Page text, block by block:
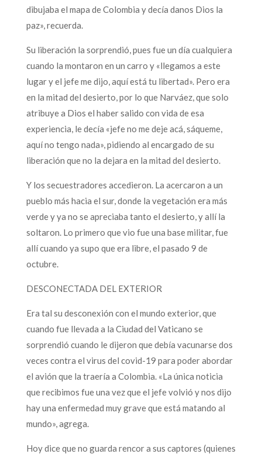
dibujaba el mapa de Colombia y decía danos Dios la
paz», recuerda.
Su liberación la sorprendió, pues fue un día cualquiera
cuando la montaron en un carro y «llegamos a este
lugar y el jefe me dijo, aquí está tu libertad». Pero era
en la mitad del desierto, por lo que Narváez, que solo
atribuye a Dios el haber salido con vida de esa
experiencia, le decía «jefe no me deje acá, sáqueme,
aquí no tengo nada», pidiendo al encargado de su
liberación que no la dejara en la mitad del desierto.
Y los secuestradores accedieron. La acercaron a un
pueblo más hacia el sur, donde la vegetación era más
verde y ya no se apreciaba tanto el desierto, y allí la
soltaron. Lo primero que vio fue una base militar, fue
allí cuando ya supo que era libre, el pasado 9 de
octubre.
DESCONECTADA DEL EXTERIOR
Era tal su desconexión con el mundo exterior, que
cuando fue llevada a la Ciudad del Vaticano se
sorprendió cuando le dijeron que debía vacunarse dos
veces contra el virus del covid-19 para poder abordar
el avión que la traería a Colombia. «La única noticia
que recibimos fue una vez que el jefe volvió y nos dijo
hay una enfermedad muy grave que está matando al
mundo», agrega.
Hoy dice que no guarda rencor a sus captores (quienes